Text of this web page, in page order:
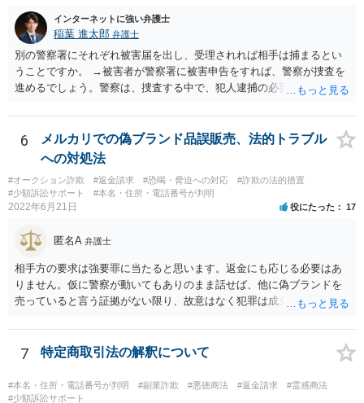
ばいいだけの話だと思いますし、残っていないのであれば、第三者に
送金をされたか、引き出されたどちらかだと思います。第三者に送金
をされてしまっているのであれば、その資金を送金先に返金を求める
などの措置を講じる必要があるのではないでしょうか。
インターネットに強い弁護士
稲葉 進太郎 弁護士
別の警察署にそれぞれ被害届を出し、受理されれば相手は捕まるとい
うことですか。 →被害者が警察署に被害申告をすれば、警察が捜査を
進めるでしょう。警察は、捜査する中で、犯人逮捕の必要と理由があ
進行するでしょう。捜査の結果、検察官において起訴の必要があると
判断されれば、起訴されて公判となり、裁判官において有罪と判断さ
れれば有罪判決となるでしょう。捜査の結果、検察官において起訴の
必要があると判断されなければ、不起訴処分となり終了するでしょ
う。
6
メルカリでの偽ブランド品誤販売、法的トラブル
への対処法
#オークション詐欺 #返金請求 #恐喝・脅迫への対応
#詐欺の法的措置
#少額訴訟サポート
#本名・住所・電話番号が判明
2022年6月21日 役にたった 17
匿名A 弁護士
相手方の要求は強要罪に当たると思います。返金にも応じる必要はあ
りません。仮に警察が動いてもありのまま話せば、他に偽ブランドを
売っていると言う証拠がない限り、故意はなく犯罪は成立しないと判
す。本当にブランド品がほしくて損したと思うだけなら元の金額の返
金しか求めないはずですし、靴の機能性に問題がないなら「ブランド
品じゃないから履いていかなかった」という主張もまず通りません。
7 特定商取引法の解釈について
#本名・住所・電話番号が判明 #副業詐欺 #悪徳商法 #返金請求
#霊感商法
#少額訴訟サポート